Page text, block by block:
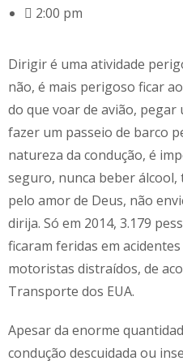
2:00 pm
Dirigir é uma atividade
não, é mais perigoso ficar
do que voar de avião,
fazer um passeio de barco
natureza da condução, é
seguro, nunca beber
pelo amor de Deus, não
dirija. Só em 2014, 3.179
ficaram feridas em
motoristas distraídos, de
Transporte dos EUA.
Apesar da enorme
condução descuidada ou